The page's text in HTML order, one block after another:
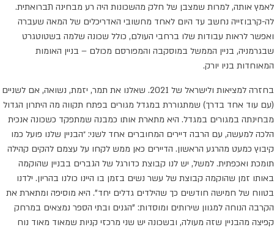
לאמץ אותה, למרות שמצבן של חלק מהשכונות היה רע מבחינה תברואתית.
לה-קרבוזייה נחשב עד היום לאחד מחשובי האדריכלים של המאה שעברה
ואפשר לראות עבודות שלו ברחבי העולם, כולל שכונה שלמה בשטוטגרט
שבגרמניה, בניין הממשל במוסקבה והמפורסם מכולם – בניין האומות
המאוחדות בניו יורק.
בחזרה למציאות ולישראל של 2021. שאלנו את תמר, יזמת, נשואה, אם לשניים
(עם עוד אחד בדרך) שמתגוררת במגדל מגורים בפתח תקווה מה היתרון הגדול
מבחינתה במגורים במגדל. היא מתארת אותו כמבנה שמתפקד כשכונה אנכית
הלכה למעשה, עם הרבה דיירים המחוברים אחד לשני: ״הבניין שלנו פועל כמו
קיבוץ כמעט מהרגע הראשון. הדיירים כאן ממש לקחו על עצמם להקים קהילה
תומכת ואכפתית. למשל, יש לנו קבוצת כדורגל של הגברים בבניין שהוקמה
באותו זמן שהוקמה קבוצת של עשר נשים בזמן בו היינו כולנו בהריון. ילדנו
בטווח של חמישה חודשים כך שהילדים גדלים יחד". היא מוסיפה ומתארת את
הקרבה הנוחה למגוון שירותים ומוסדות: "הגנים ובתי הספר נמצאים במרחק
קפיצה מהבניין שזה מעולה, ובשכונה יש שני מרכזי קניות שמאוד מאוד נוח